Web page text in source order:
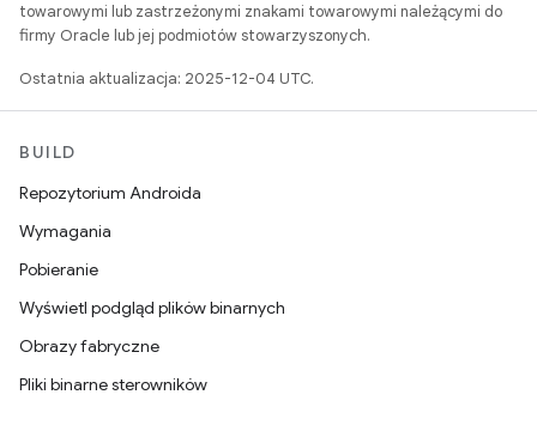
towarowymi lub zastrzeżonymi znakami towarowymi należącymi do
firmy Oracle lub jej podmiotów stowarzyszonych.
Ostatnia aktualizacja: 2025-12-04 UTC.
BUILD
Repozytorium Androida
Wymagania
Pobieranie
Wyświetl podgląd plików binarnych
Obrazy fabryczne
Pliki binarne sterowników